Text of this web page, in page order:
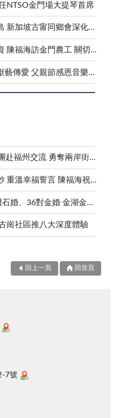
NTSO金門場大提琴首席
重溫僑史連結母親島 新加坡古甯同鄉會深化金門交流
教育是最長遠的投資 陳福海訪金門農工 關切食安並盤點校園整建需求
跨世代合唱團同台獻藝傳愛 父親節感恩音樂會溫馨登場
KDC金門流行舞蹈團赴福州交流 勇奪兩岸街舞賽三等獎
金鑽婚夫妻重披婚紗 重溫幸福誓言 陳福海祝福牽手半世紀 情深相守成典範
5對白金婚、11對鑽石婚、36對金婚 金湖金沙夫妻共享榮耀時刻 陳福海表揚金鑽婚夫妻 向半世紀相守家庭典範致敬
崗社區推八大深度體驗
回上一頁 回首頁
7號